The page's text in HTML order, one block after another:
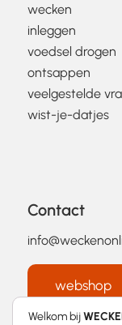
wecken
inleggen
voedsel drogen
ontsappen
veelgestelde
wist-je-datjes
Contact
webshop
Welkom bij